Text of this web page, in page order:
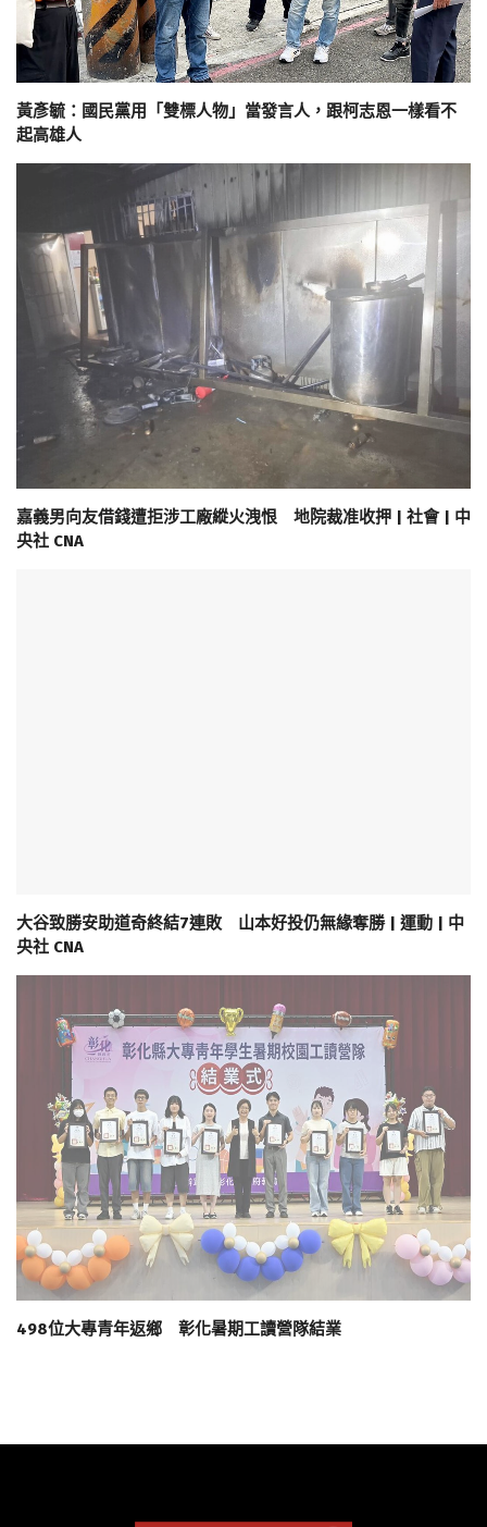
黃彥毓：國民黨用「雙標人物」當發言人，跟柯志恩一樣看不
起高雄人
嘉義男向友借錢遭拒涉工廠縱火洩恨 地院裁准收押 | 社會 | 中
央社 CNA
大谷致勝安助道奇終結7連敗 山本好投仍無緣奪勝 | 運動 | 中
央社 CNA
498位大專青年返鄉 彰化暑期工讀營隊結業